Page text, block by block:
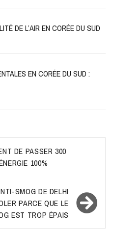
DE L’AIR EN CORÉE DU SUD
EN CORÉE DU SUD :
DE PASSER 300
100%
SMOG DE DELHI
PARCE QUE LE
EST TROP ÉPAIS